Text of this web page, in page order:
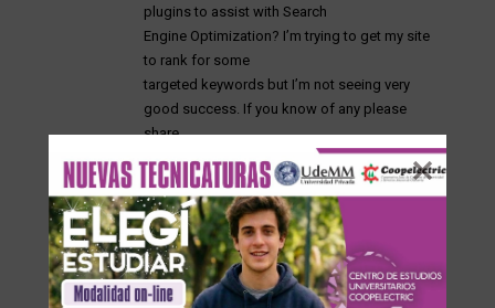
plugins to assist with Search
Engine Optimization? I’m trying to get my site
to rank for some
targeted keywords but I’m not seeing very
good success. If you know of any please
share.
Cheers! You can read similar art here:Eco
product
DEJA UNA RESPUESTA